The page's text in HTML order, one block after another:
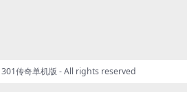
301传奇单机版 - All rights reserved